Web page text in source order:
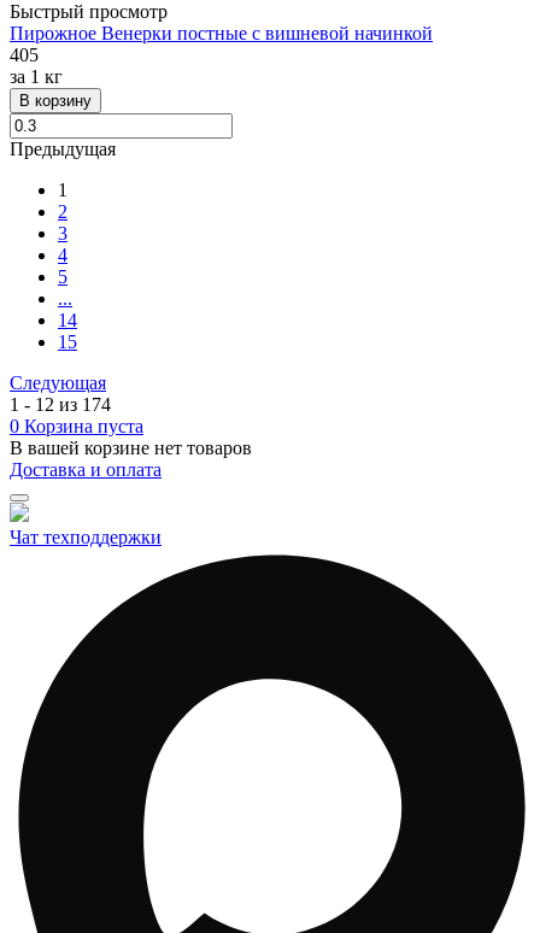
Быстрый просмотр
Пирожное Венерки постные с вишневой начинкой
405
за 1 кг
В корзину
Предыдущая
1
2
3
4
5
...
14
15
Следующая
1 - 12 из 174
0 Корзина пуста
В вашей корзине нет товаров
Доставка и оплата
Чат техподдержки